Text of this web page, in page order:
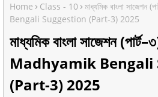
Home Class - 10
মাধ্যমিক বাংলা
Bengali Suggestion (Part-3) 2025
মাধ্যমিক বাংলা সাজেশন
Madhyamik Bengali
(Part-3) 2025